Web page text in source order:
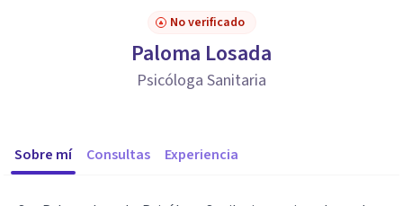
No verificado
Paloma Losada
Psicóloga Sanitaria
Sobre mí Consultas Experiencia